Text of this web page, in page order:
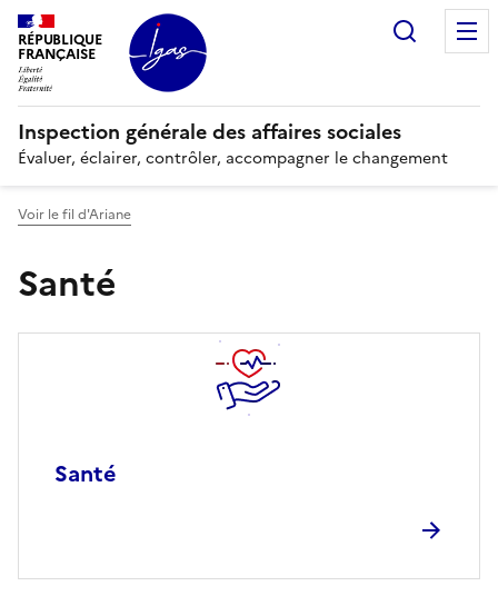
Panneau de gestion des cookies
RÉPUBLIQUE
FRANÇAISE
Inspection générale des affaires sociales
Évaluer, éclairer, contrôler, accompagner le changement
Voir le fil d'Ariane
Santé
Santé